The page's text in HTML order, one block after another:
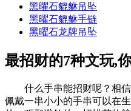
黑曜石貔貅吊坠
黑曜石貔貅手链
黑曜石龙牌吊坠
最招财的7种文玩,
什么手串能招财呢？相信
佩戴一串小小的手串可以在